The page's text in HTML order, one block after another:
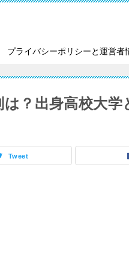
プライバシーポリシーと運営者
？出身高校大学
Tweet